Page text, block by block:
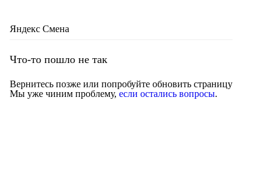
Яндекс Смена
Что-то пошло не так
Вернитесь позже или попробуйте обновить страницу
Мы уже чиним проблему, если остались вопросы.